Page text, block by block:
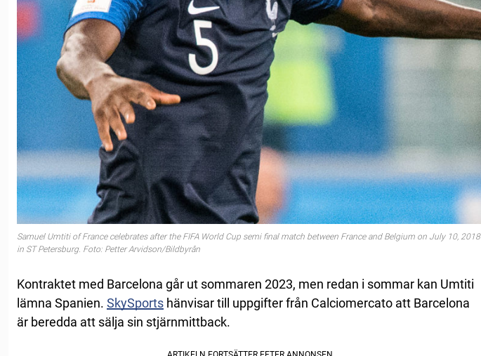
Samuel Umtiti of France celebrates after the FIFA World Cup semi final match between France and Belgium on July 10, 2018
in ST Petersburg. Foto: Petter Arvidson/Bildbyrån
Kontraktet med Barcelona går ut sommaren 2023, men redan i sommar kan Umtiti
lämna Spanien. SkySports hänvisar till uppgifter från Calciomercato att Barcelona
är beredda att sälja sin stjärnmittback.